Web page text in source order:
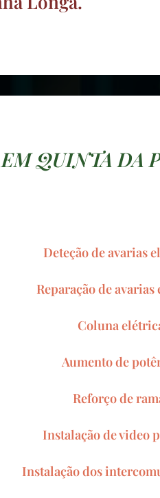
QUINTA DA
Deteção de avarias
Reparação de
Coluna
Aumento de
Reforço de
Instalação de video
Instalação dos